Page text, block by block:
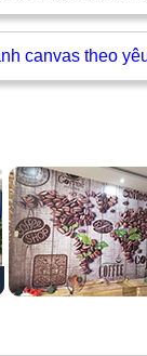
canvas theo